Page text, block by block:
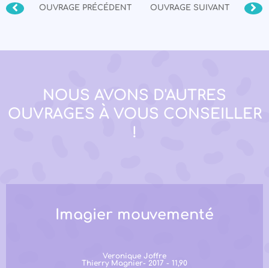
OUVRAGE PRÉCÉDENT OUVRAGE SUIVANT
NOUS AVONS D'AUTRES
OUVRAGES À VOUS CONSEILLER
!
Imagier mouvementé
Veronique Joffre
Thierry Magnier- 2017 - 11,90